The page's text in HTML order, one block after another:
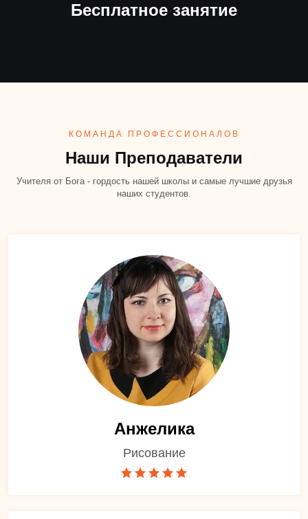
Бесплатное занятие
КОМАНДА ПРОФЕССИОНАЛОВ
Наши Преподаватели
Учителя от Бога - гордость нашей школы и самые лучшие друзья
наших студентов.
Анжелика
Рисование